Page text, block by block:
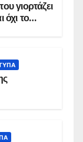
γιορτάζει
όχι το